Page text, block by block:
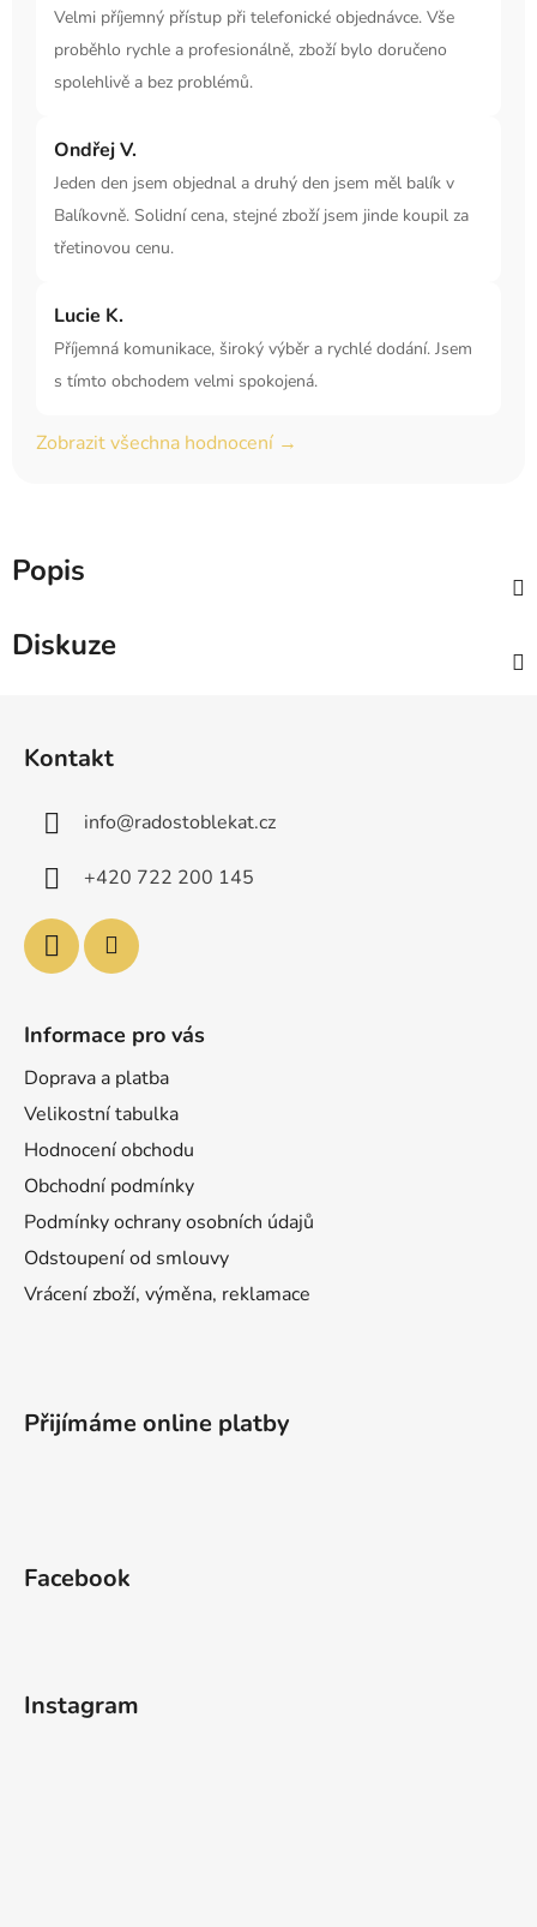
Velmi příjemný přístup při telefonické objednávce. Vše
proběhlo rychle a profesionálně, zboží bylo doručeno
spolehlivě a bez problémů.
Ondřej V.
Jeden den jsem objednal a druhý den jsem měl balík v
Balíkovně. Solidní cena, stejné zboží jsem jinde koupil za
třetinovou cenu.
Lucie K.
Příjemná komunikace, široký výběr a rychlé dodání. Jsem
s tímto obchodem velmi spokojená.
Zobrazit všechna hodnocení →
Popis
Diskuze
Kontakt
info@radostoblekat.cz
+420 722 200 145
Informace pro vás
Doprava a platba
Velikostní tabulka
Hodnocení obchodu
Obchodní podmínky
Podmínky ochrany osobních údajů
Odstoupení od smlouvy
Vrácení zboží, výměna, reklamace
Přijímáme online platby
Facebook
Instagram